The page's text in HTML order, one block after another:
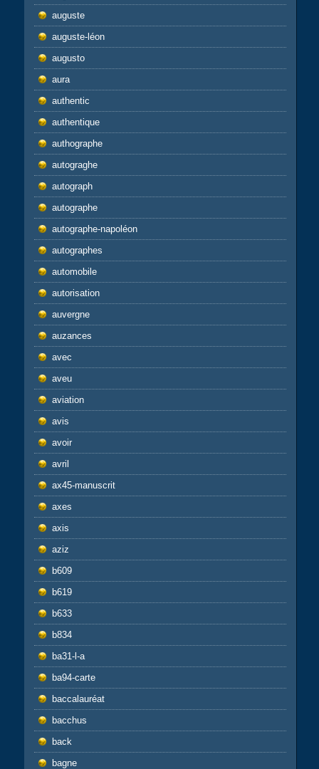
auguste
auguste-léon
augusto
aura
authentic
authentique
authographe
autograghe
autograph
autographe
autographe-napoléon
autographes
automobile
autorisation
auvergne
auzances
avec
aveu
aviation
avis
avoir
avril
ax45-manuscrit
axes
axis
aziz
b609
b619
b633
b834
ba31-l-a
ba94-carte
baccalauréat
bacchus
back
bagne